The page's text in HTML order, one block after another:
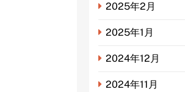
2025年2月
2025年1月
2024年12月
2024年11月